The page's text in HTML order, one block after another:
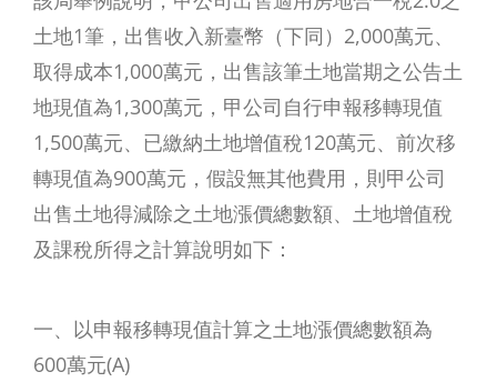
土地1筆，出售收入新臺幣（下同）2,000萬元、
取得成本1,000萬元，出售該筆土地當期之公告土
地現值為1,300萬元，甲公司自行申報移轉現值
1,500萬元、已繳納土地增值稅120萬元、前次移
轉現值為900萬元，假設無其他費用，則甲公司
出售土地得減除之土地漲價總數額、土地增值稅
及課稅所得之計算說明如下：
一、以申報移轉現值計算之土地漲價總數額為
600萬元(A)